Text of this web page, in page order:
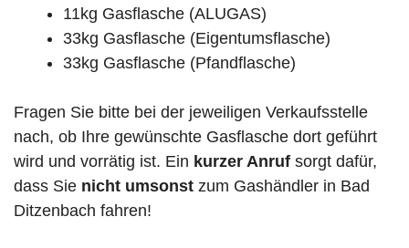
11kg Gasflasche (ALUGAS)
33kg Gasflasche (Eigentumsflasche)
33kg Gasflasche (Pfandflasche)
Fragen Sie bitte bei der jeweiligen Verkaufsstelle
nach, ob Ihre gewünschte Gasflasche dort geführt
wird und vorrätig ist. Ein kurzer Anruf sorgt dafür,
dass Sie nicht umsonst zum Gashändler in Bad
Ditzenbach fahren!